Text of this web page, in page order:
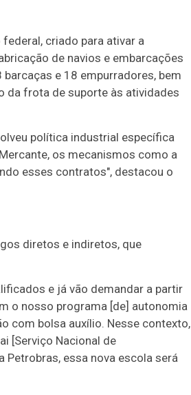
criado para ativar a
de navios e embarcações
e 18 empurradores, bem
da frota de suporte às atividades
política industrial específica
os mecanismos como a
esses contratos", destacou o
diretos e indiretos, que
e já vão demandar a partir
o nosso programa [de] autonomia
com bolsa auxílio. Nesse contexto,
[Serviço Nacional de
Petrobras, essa nova escola será